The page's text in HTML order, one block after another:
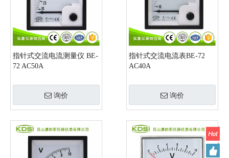
指针式交流电流测量仪 BE-
72 AC50A
询价
指针式交流电流表BE-72
AC40A
询价